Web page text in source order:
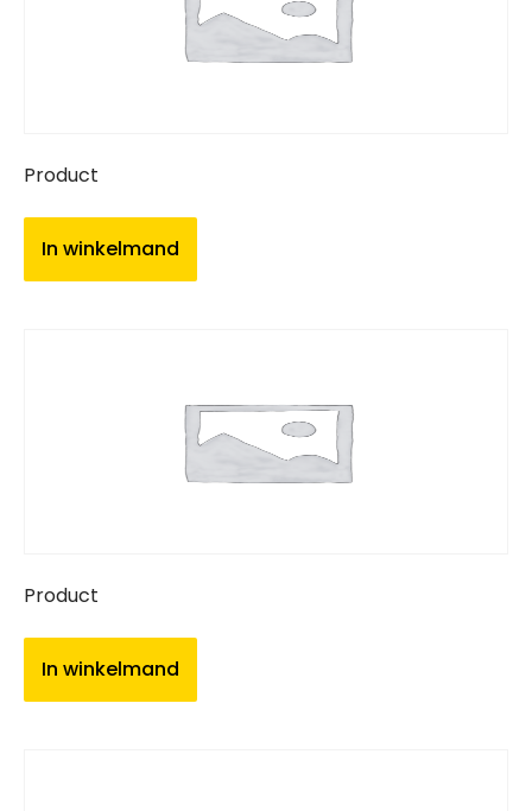
Product
In winkelmand
Product
In winkelmand